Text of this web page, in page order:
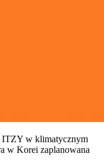
ITZY w klimatycznym
w Korei zaplanowana